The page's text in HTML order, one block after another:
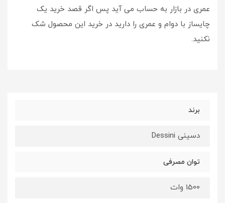
عمری در بازار به حساب می آید پس اگر قصد خرید یک
چایساز با دوام و عمری را دارید در خرید این محصول شک
نکنید.
برند
دسینی Dessini
توان مصرفی
1500 وات